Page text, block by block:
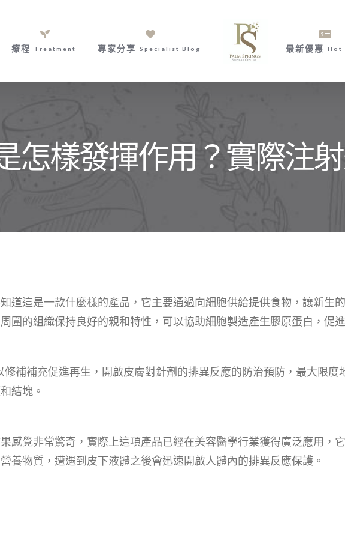
療程 Treatment 專家分享 Specialist Blog 最新優惠 Hot
怎樣發揮作用？實際注
道這是一款什麼樣的產品，它主要通過向細胞供給提供食物，讓新生
圍的組織保持良好的親和特性，可以協助細胞製造產生膠原蛋白，促
修補補充促進再生，開啟皮膚對針劑的排異反應的防治預防，最大限
結塊。
感覺非常驚奇，實際上這項產品已經在美容醫學行業獲得廣泛應用，
養物質，遭遇到皮下液體之後會迅速開啟人體內的排異反應保護。